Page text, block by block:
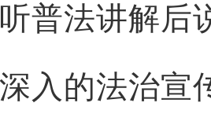
普法讲解后
的法治宣